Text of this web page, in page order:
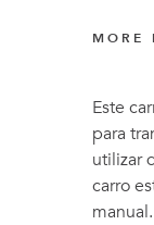
MORE
Este
para
utilizar
carro
manual.